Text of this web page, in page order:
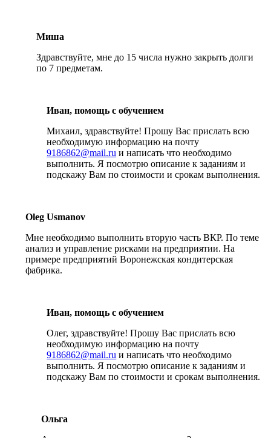
Миша
Здравствуйте, мне до 15 числа нужно закрыть долги
по 7 предметам.
Иван, помощь с обучением
Михаил, здравствуйте! Прошу Вас прислать всю
необходимую информацию на почту
9186862@mail.ru и написать что необходимо
выполнить. Я посмотрю описание к заданиям и
подскажу Вам по стоимости и срокам выполнения.
Oleg Usmanov
Мне необходимо выполнить вторую часть ВКР. По теме
анализ и управление рисками на предприятии. На
примере предприятий Воронежская кондитерская
фабрика.
Иван, помощь с обучением
Олег, здравствуйте! Прошу Вас прислать всю
необходимую информацию на почту
9186862@mail.ru и написать что необходимо
выполнить. Я посмотрю описание к заданиям и
подскажу Вам по стоимости и срокам выполнения.
Ольга